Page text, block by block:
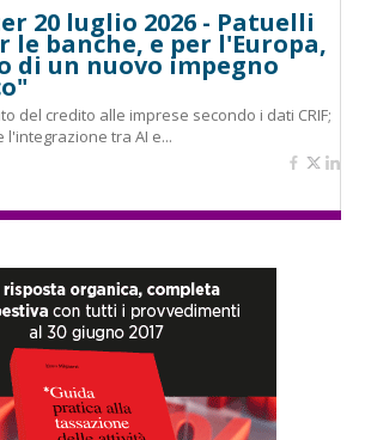
20 luglio 2026 - Patuelli
le banche, e per l'Europa,
di un nuovo impegno
del credito alle imprese secondo i dati CRIF;
l'integrazione tra AI e...